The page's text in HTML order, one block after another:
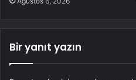
Bir yanıt yazın